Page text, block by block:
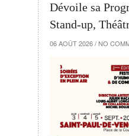
Dévoile sa
Stand-up,
06 AOÛT 2026 / NO